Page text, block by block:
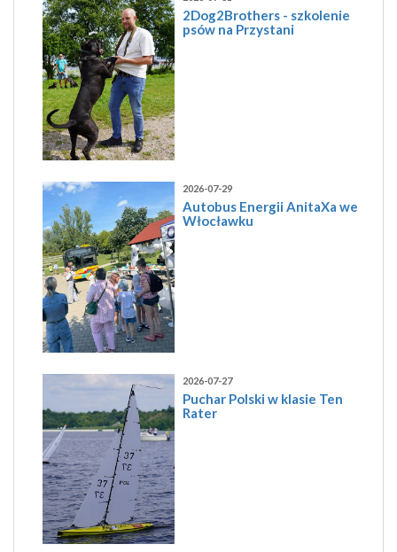
2Dog2Brothers - szkolenie
psów na Przystani
2026-07-29
Autobus Energii AnitaXa we
Włocławku
2026-07-27
Puchar Polski w klasie Ten
Rater